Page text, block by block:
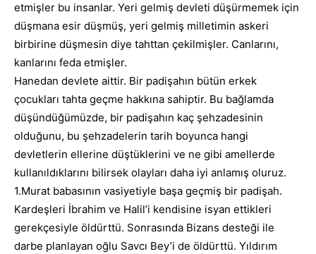
etmişler bu insanlar. Yeri gelmiş devleti düşürmemek için
düşmana esir düşmüş, yeri gelmiş milletimin askeri
birbirine düşmesin diye tahttan çekilmişler. Canlarını,
kanlarını feda etmişler.
Hanedan devlete aittir. Bir padişahın bütün erkek
çocukları tahta geçme hakkına sahiptir. Bu bağlamda
düşündüğümüzde, bir padişahın kaç şehzadesinin
olduğunu, bu şehzadelerin tarih boyunca hangi
devletlerin ellerine düştüklerini ve ne gibi amellerde
kullanıldıklarını bilirsek olayları daha iyi anlamış oluruz.
1.Murat babasının vasiyetiyle başa geçmiş bir padişah.
Kardeşleri İbrahim ve Halil’i kendisine isyan ettikleri
gerekçesiyle öldürttü. Sonrasında Bizans desteği ile
darbe planlayan oğlu Savcı Bey’i de öldürttü. Yıldırım